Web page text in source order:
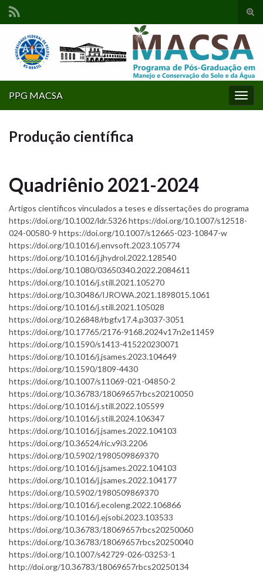
de
PPG MACSA
Produção científica
Quadriênio 2021-2024
Artigos científicos vinculados a teses e dissertações do programa
https://doi.org/10.1002/ldr.5326 https://doi.org/10.1007/s12518-
024-00580-9 https://doi.org/10.1007/s12665-023-10847-w
https://doi.org/10.1016/j.envsoft.2023.105774
https://doi.org/10.1016/j.jhydrol.2022.128540
https://doi.org/10.1080/03650340.2022.2084611
https://doi.org/10.1016/j.still.2021.105270
https://doi.org/10.30486/IJROWA.2021.1898015.1061
https://doi.org/10.1016/j.still.2021.105028
https://doi.org/10.26848/rbgf.v17.4.p3037-3051
https://doi.org/10.17765/2176-9168.2024v17n2e11459
https://doi.org/10.1590/s1413-415220230071
https://doi.org/10.1016/j.jsames.2023.104649
https://doi.org/10.1590/1809-4430
https://doi.org/10.1007/s11069-021-04850-2
https://doi.org/10.36783/18069657rbcs20210050
https://doi.org/10.1016/j.still.2022.105599
https://doi.org/10.1016/j.still.2024.106347
https://doi.org/10.1016/j.jsames.2022.104103
https://doi.org/10.36524/ric.v9i3.2206
https://doi.org/10.5902/1980509869370
https://doi.org/10.1016/j.jsames.2022.104103
https://doi.org/10.1016/j.jsames.2022.104177
https://doi.org/10.5902/1980509869370
https://doi.org/10.1016/j.ecoleng.2022.106866
https://doi.org/10.1016/j.ejsobi.2023.103533
https://doi.org/10.36783/18069657rbcs20250060
https://doi.org/10.36783/18069657rbcs20250040
https://doi.org/10.1007/s42729-026-03253-1
http://doi.org/10.36783/18069657rbcs20250134